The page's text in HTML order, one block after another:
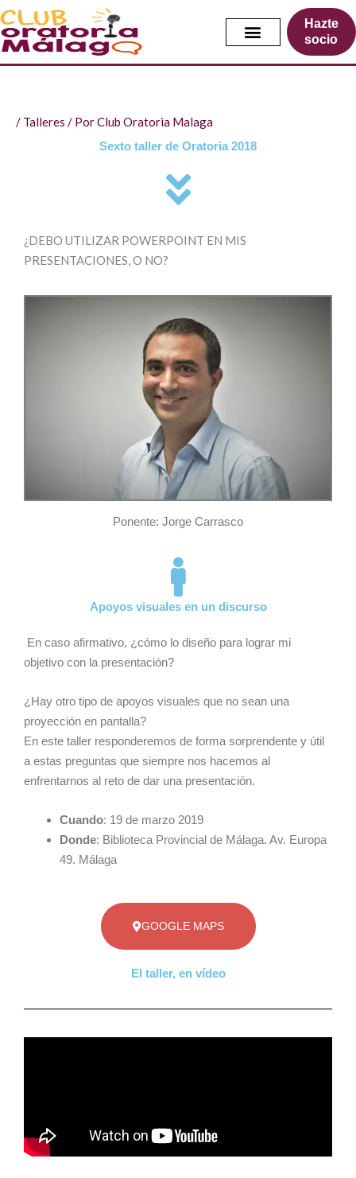
Ir
al
contenido
Hazte
socio
/ Talleres / PorClub Oratoria Malaga
Sexto taller de Oratoria 2018
¿DEBO UTILIZAR POWERPOINT EN MIS
PRESENTACIONES, O NO?
Ponente: Jorge Carrasco
Apoyos visuales en un discurso
En caso afirmativo, ¿cómo lo diseño para lograr mi
objetivo con la presentación?
¿Hay otro tipo de apoyos visuales que no sean una
proyección en pantalla?
En este taller responderemos de forma sorprendente y útil
a estas preguntas que siempre nos hacemos al
enfrentarnos al reto de dar una presentación.
Cuando: 19 de marzo 2019
Donde: Biblioteca Provincial de Málaga. Av. Europa
49. Málaga
GOOGLE MAPS
El taller, en vídeo